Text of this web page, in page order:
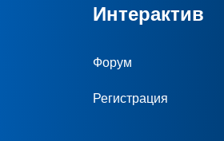
Интерактив
Форум
Регистрация